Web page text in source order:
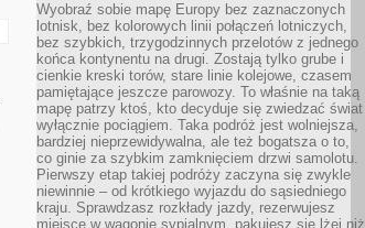
Wyobraź sobie mapę Europy bez zaznaczonych
lotnisk, bez kolorowych linii połączeń lotniczych,
bez szybkich, trzygodzinnych przelotów z jednego
końca kontynentu na drugi. Zostają tylko grube i
cienkie kreski torów, stare linie kolejowe, czasem
pamiętające jeszcze parowozy. To właśnie na taką
mapę patrzy ktoś, kto decyduje się zwiedzać świat
wyłącznie pociągiem. Taka podróż jest wolniejsza,
bardziej nieprzewidywalna, ale też bogatsza o to,
co ginie za szybkim zamknięciem drzwi samolotu.
Pierwszy etap takiej podróży zaczyna się zwykle
niewinnie – od krótkiego wyjazdu do sąsiedniego
kraju. Sprawdzasz rozkłady jazdy, rezerwujesz
miejsce w wagonie sypialnym, pakujesz się lżej niż